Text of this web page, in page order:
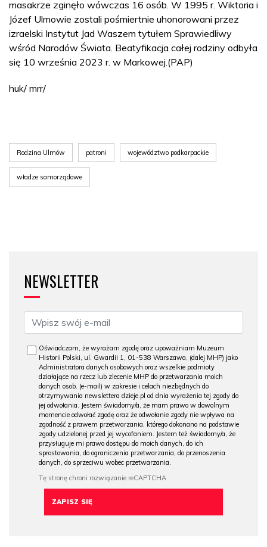
masakrze zginęło wówczas 16 osób. W 1995 r. Wiktoria i
Józef Ulmowie zostali pośmiertnie uhonorowani przez
izraelski Instytut Jad Waszem tytułem Sprawiedliwy
wśród Narodów Świata. Beatyfikacja całej rodziny odbyła
się 10 września 2023 r. w Markowej.(PAP)
huk/ mrr/
Rodzina Ulmów patroni województwo podkarpackie
władze samorządowe
NEWSLETTER
Oświadczam, że wyrażam zgodę oraz upoważniam Muzeum
Historii Polski, ul. Gwardii 1, 01-538 Warszawa, (dalej MHP) jako
Administratora danych osobowych oraz wszelkie podmioty
działające na rzecz lub zlecenie MHP do przetwarzania moich
danych osob. (e-mail) w zakresie i celach niezbędnych do
otrzymywania newslettera dzieje.pl od dnia wyrażenia tej zgody do
jej odwołania. Jestem świadomy/a, że mam prawo w dowolnym
momencie odwołać zgodę oraz że odwołanie zgody nie wpływa na
zgodność z prawem przetwarzania, którego dokonano na podstawie
zgody udzielonej przed jej wycofaniem. Jestem też świadomy/a, że
przysługuje mi prawo dostępu do moich danych, do ich
sprostowania, do ograniczenia przetwarzania, do przenoszenia
danych, do sprzeciwu wobec przetwarzania.